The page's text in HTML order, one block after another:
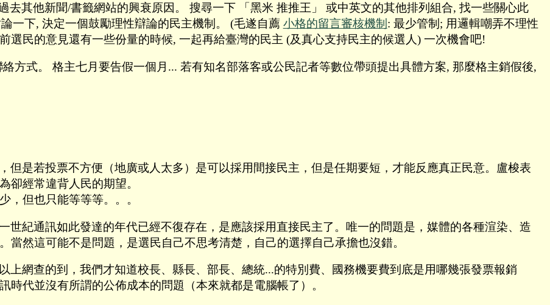
去其他新聞/書籤網站的興衰原因。 搜尋一下 「黑米 推推王」 或中英文的其他排列組合, 找一些關心此
一下, 決定一個鼓勵理性辯論的民主機制。 (毛遂自薦 小格的留言審核機制 : 最少管制; 用邏輯嘲弄不理性
選民的意見還有一些份量的時候, 一起再給臺灣的民主 (及真心支持民主的候選人) 一次機會吧!
方式。 格主七月要告假一個月... 若有知名部落客或公民記者等數位帶頭提出具體方案, 那麼格主銷假後,
但是若投票不方便（地廣或人太多）是可以採用間接民主，但是任期要短，才能反應真正民意。盧梭表
卻經常違背人民的期望。
，但也只能等等等。。。
世紀通訊如此發達的年代已經不復存在，是應該採用直接民主了。唯一的問題是，媒體的各種渲染、造
當然這可能不是問題，是選民自己不思考清楚，自己的選擇自己承擔也沒錯。
上網查的到，我們才知道校長、縣長、部長、總統...的特別費、國務機要費到底是用哪幾張發票報銷
時代並沒有所謂的公佈成本的問題（本來就都是電腦帳了）。